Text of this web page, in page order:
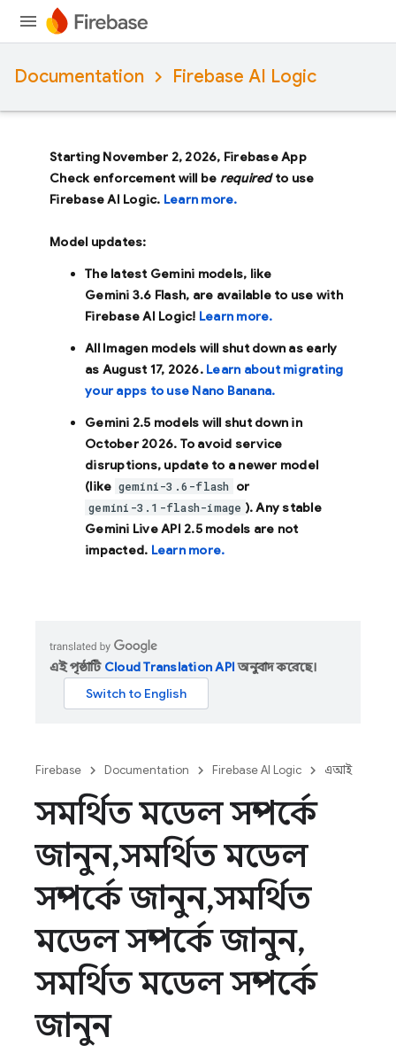
Documentation Firebase AI Logic
Starting November 2, 2026, Firebase App
Check enforcement will be requiredto use
Firebase AI Logic. Learn more.
Model updates:
The latest Gemini models, like
Gemini 3.6 Flash, are available to use with
Firebase AI Logic! Learn more.
All Imagen models will shut down as early
as August 17, 2026. Learn about migrating
your apps to use Nano Banana.
Gemini 2.5 models will shut down in
October 2026. To avoid service
disruptions, update to a newer model
(like gemini-3.6-flash or
gemini-3.1-flash-image ). Any stable
Gemini Live API 2.5 models are not
impacted. Learn more.
এই পৃষ্ঠাটি Cloud Translation APIঅনুবাদ করেছে।
Firebase Documentation Firebase AI Logic এআই
সমর্থিত মডেল সম্পর্কে
জানুন,সমর্থিত মডেল
সম্পর্কে জানুন,সমর্থিত
মডেল সম্পর্কে জানুন,
সমর্থিত মডেল সম্পর্কে
জানুন